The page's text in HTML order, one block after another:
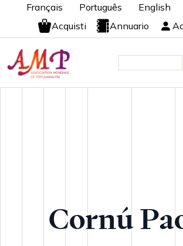
Français Português English
Acquisti
Annuario
Cornú